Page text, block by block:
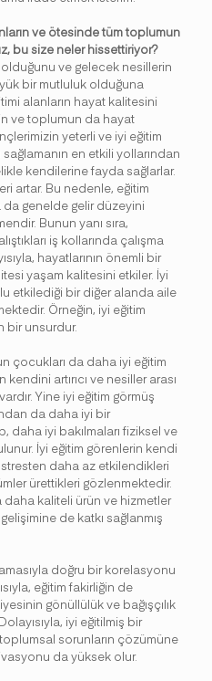
ve ötesinde tüm toplumun
bu size neler hissettiriyor?
ve gelecek nesillerin
bir mutluluk olduğuna
alanların hayat kalitesini
ve toplumun da hayat
yeterli ve iyi eğitim
sağlamanın en etkili yollarından
kendilerine fayda sağlarlar.
artar. Bu nedenle, eğitim
genelde gelir düzeyini
Bunun yanı sıra,
iş kollarında çalışma
hayatlarının önemli bir
yaşam kalitesini etkiler. İyi
etkilediği bir diğer alanda aile
Örneğin, iyi eğitim
bir unsurdur.
çocukları da daha iyi eğitim
kendini artırıcı ve nesiller arası
Yine iyi eğitim görmüş
da daha iyi bir
daha iyi bakılmaları fiziksel ve
İyi eğitim görenlerin kendi
stresten daha az etkilendikleri
ürettikleri gözlenmektedir.
kaliteli ürün ve hizmetler
de katkı sağlanmış
doğru bir korelasyonu
eğitim fakirliğin de
gönüllülük ve bağışçılık
iyi eğitilmiş bir
sorunların çözümüne
da yüksek olur.